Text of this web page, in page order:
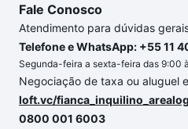
Fale Conosco
Atendimento para dúvidas
Telefone e WhatsApp: +55 11
Segunda-feira a sexta-feira das 9:00
Negociação de taxa ou aluguel
loft.vc/
0800 001 6003